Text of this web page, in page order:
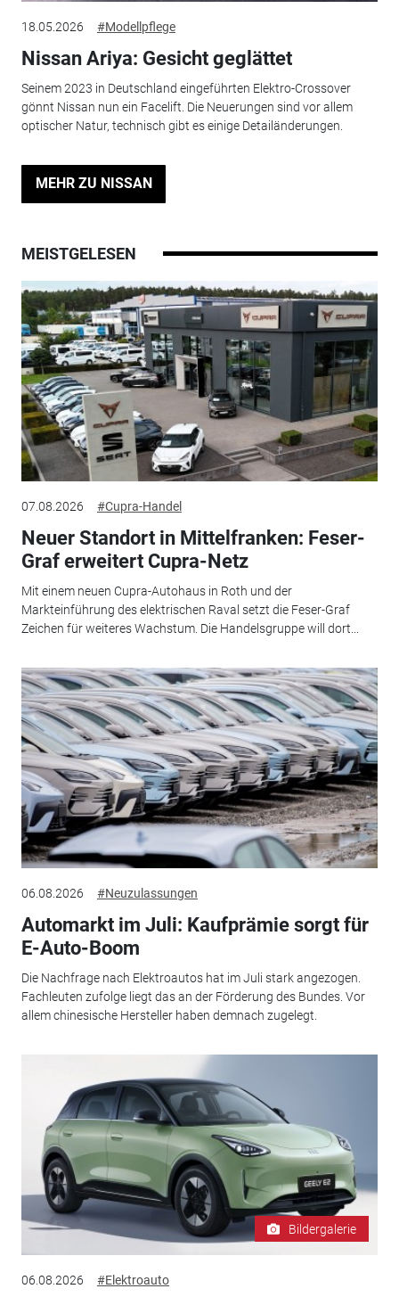
18.05.2026 #Modellpflege
Nissan Ariya: Gesicht geglättet
Seinem 2023 in Deutschland eingeführten Elektro-Crossover
gönnt Nissan nun ein Facelift. Die Neuerungen sind vor allem
optischer Natur, technisch gibt es einige Detailänderungen.
MEHR ZU NISSAN
MEISTGELESEN
07.08.2026 #Cupra-Handel
Neuer Standort in Mittelfranken: Feser-
Graf erweitert Cupra-Netz
Mit einem neuen Cupra-Autohaus in Roth und der
Markteinführung des elektrischen Raval setzt die Feser-Graf
Zeichen für weiteres Wachstum. Die Handelsgruppe will dort...
06.08.2026 #Neuzulassungen
Automarkt im Juli: Kaufprämie sorgt für
E-Auto-Boom
Die Nachfrage nach Elektroautos hat im Juli stark angezogen.
Fachleuten zufolge liegt das an der Förderung des Bundes. Vor
allem chinesische Hersteller haben demnach zugelegt.
Bildergalerie
06.08.2026 #Elektroauto